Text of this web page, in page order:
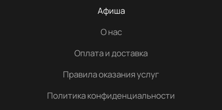
Афиша
О нас
Оплата и доставка
Правила оказания услуг
Политика конфиденциальности